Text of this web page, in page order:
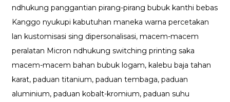
ndhukung panggantian pirang-pirang bubuk kanthi bebas
Kanggo nyukupi kabutuhan maneka warna percetakan
lan kustomisasi sing dipersonalisasi, macem-macem
peralatan Micron ndhukung switching printing saka
macem-macem bahan bubuk logam, kalebu baja tahan
karat, paduan titanium, paduan tembaga, paduan
aluminium, paduan kobalt-kromium, paduan suhu